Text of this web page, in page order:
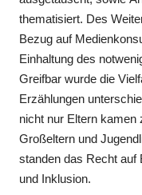
thematisiert. Des
Bezug auf
Einhaltung des
Greifbar wurde die
Erzählungen
nicht nur Eltern kamen
Großeltern und
standen das Recht auf
und Inklusion.